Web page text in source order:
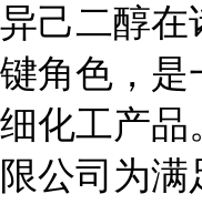
异己二醇在
键角色，是
细化工产品
限公司为